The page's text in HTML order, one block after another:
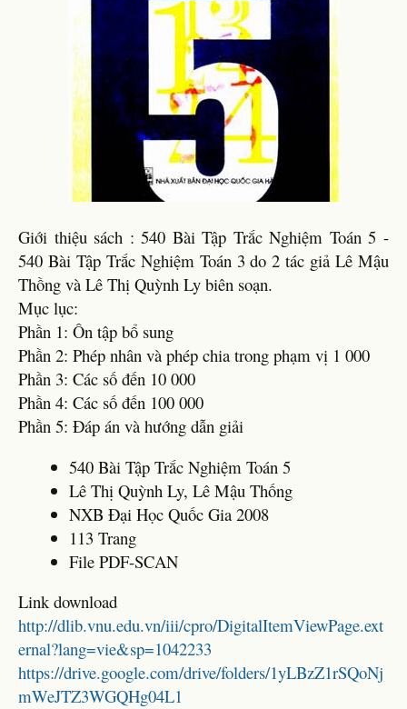
Giới thiệu sách : 540 Bài Tập Trắc Nghiệm Toán 5 -
540 Bài Tập Trắc Nghiệm Toán 3 do 2 tác giả Lê Mậu
Thồng và Lê Thị Quỳnh Ly biên soạn.
Mục lục:
Phần 1: Ôn tập bổ sung
Phần 2: Phép nhân và phép chia trong phạm vị 1 000
Phần 3: Các số đến 10 000
Phần 4: Các số đến 100 000
Phần 5: Đáp án và hướng dẫn giải
540 Bài Tập Trắc Nghiệm Toán 5
Lê Thị Quỳnh Ly, Lê Mậu Thống
NXB Đại Học Quốc Gia 2008
113 Trang
File PDF-SCAN
Link download
http://dlib.vnu.edu.vn/iii/cpro/DigitalItemViewPage.ext
ernal?lang=vie&sp=1042233
https://drive.google.com/drive/folders/1yLBzZ1rSQoNj
mWeJTZ3WGQHg04L1